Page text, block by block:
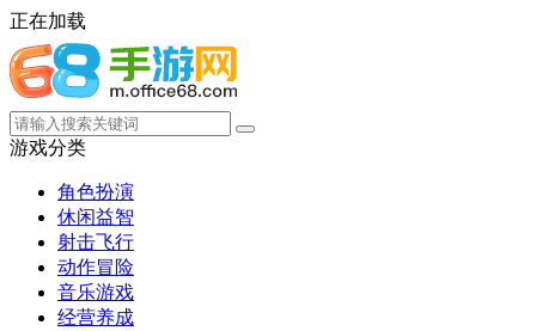
正在加载
游戏分类
角色扮演
休闲益智
射击飞行
动作冒险
音乐游戏
经营养成